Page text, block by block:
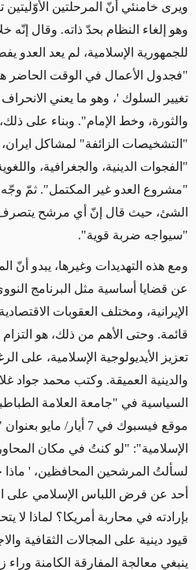
ويرى خامنئي أنّ المرحلتين
وهو إلغاء النظام بحدّ ذاته. وقال إنّه
للجمهورية الإسلامية، لم يعد
"فجدول الأعمال في الوقت الحاضر
تغيير السلوك '، وهو ما يعني
والثورة، وخط الإمام". وبناء على
"التشخيصات الزائفة" لمشاكل
"الفجوات الدينية، والجغرافية،
"مشروع العدو غير المكتمل". ثمّ وجّه
الشئ، حيث قال إنّ أي مرشح يتصرف
"سيواجه ضربة قوية".
ومع هذه التهديدات وغيرها، يبدو أنّ
عن قضايا أساسية مثل البرنامج
الإيرانية، ومختلف العقوبات
قائمة. وحتى الأهم من ذلك، هو
تعزيز الأيديولوجية الإسلامية، على
والدينية العميقة. وكتب محمد جواد
السياسية في "جامعة العلامة
موقع فيسبوك في 7 أيار/
الإسلامية": "لو كنتُ في مكان
لسألتُ المرشحين المحافظين، ' ماذا
أحد عن فرض اللباس الإسلامي على
بإرادته في محاربة أمريكا؟ لماذا
قيود دينية على المجالات الثقافية
ينبغي معالجة المفارقة الكامنة